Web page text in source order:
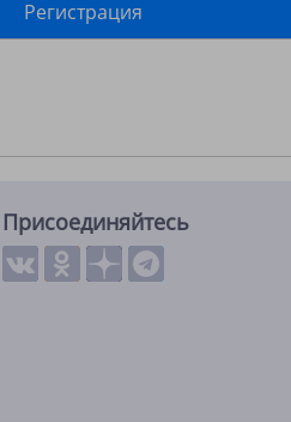
Присоединяйтесь